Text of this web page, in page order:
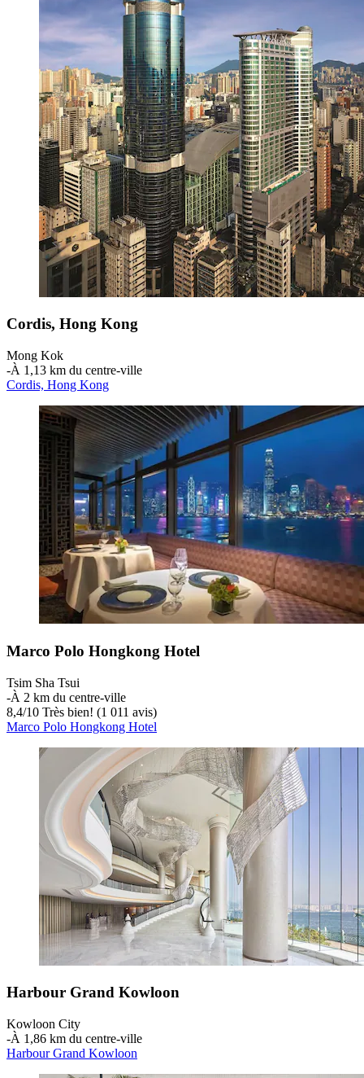
Cordis, Hong Kong
Mong Kok
‐À 1,13 km du centre-ville
Cordis, Hong Kong
Marco Polo Hongkong Hotel
Tsim Sha Tsui
‐À 2 km du centre-ville
8,4/10 Très bien! (1 011 avis)
Marco Polo Hongkong Hotel
Harbour Grand Kowloon
Kowloon City
‐À 1,86 km du centre-ville
Harbour Grand Kowloon